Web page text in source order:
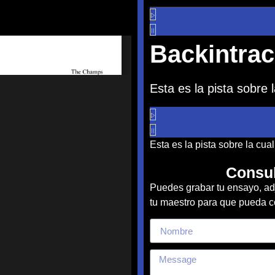
Esta es la pista sobre
Esta es la pista sobre la
Puedes grabar tu ensayo,
tu maestro para que pueda